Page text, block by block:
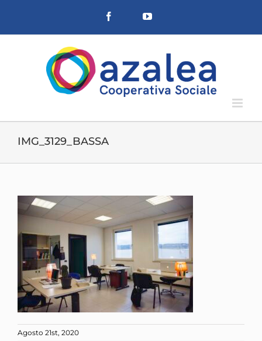
contenuto
Facebook YouTube
IMG_3129_BASSA
Agosto 21st, 2020